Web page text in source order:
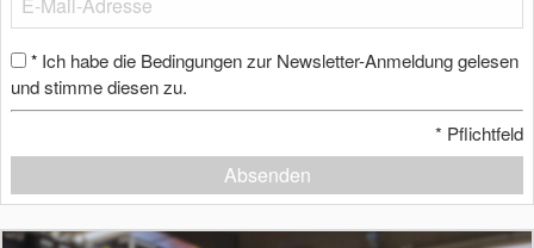
* Ich habe die Bedingungen zur Newsletter-Anmeldung gelesen
und stimme diesen zu.
* Pflichtfeld
Absenden